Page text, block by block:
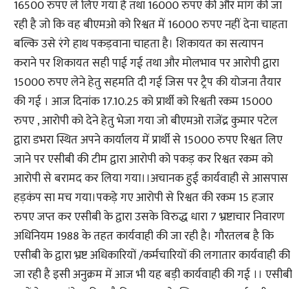
16500 रुपए ले लिए गया है तथा 16000 रुपए की और मांग की जा
रही है जो कि वह बीएमओ को रिश्वत में 16000 रुपए नहीं देना चाहता
बल्कि उसे रंगे हाथ पकड़वाना चाहता है। शिकायत का सत्यापन
कराने पर शिकायत सही पाई गई तथा और मोलभाव पर आरोपी द्वारा
15000 रुपए लेने हेतु सहमति दी गई जिस पर ट्रैप की योजना तैयार
की गई । आज दिनांक 17.10.25 को प्रार्थी को रिश्वती रकम 15000
रुपए , आरोपी को देने हेतु भेजा गया जो बीएमओ राजेंद्र कुमार पटेल
द्वारा डभरा स्थित अपने कार्यालय में प्रार्थी से 15000 रुपए रिश्वत लिए
जाने पर एसीबी की टीम द्वारा आरोपी को पकड़ कर रिश्वत रकम को
आरोपी से बरामद कर लिया गया।।अचानक हुई कार्यवाही से आसपास
हड़कंप सा मच गया।पकड़े गए आरोपी से रिश्वत की रकम 15 हजार
रुपए जप्त कर एसीबी के द्वारा उसके विरुद्ध धारा 7 भ्रष्टाचार निवारण
अधिनियम 1988 के तहत कार्यवाही की जा रही है। गौरतलब है कि
एसीबी के द्वारा भ्रष्ट अधिकारियों /कर्मचारियों की लगातार कार्यवाही की
जा रही है इसी अनुक्रम में आज भी यह बड़ी कार्यवाही की गई ।। एसीबी